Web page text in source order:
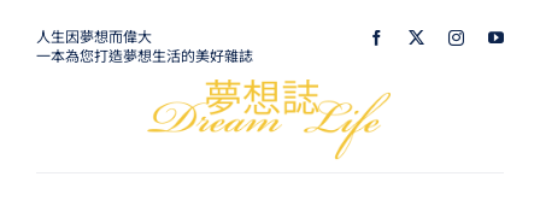
人生因夢想而偉大
一本為您打造夢想生活的美好雜誌